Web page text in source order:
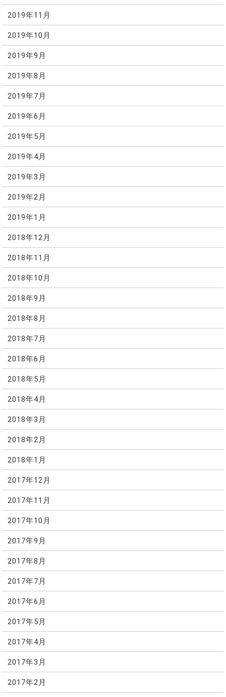
2019年11月
2019年10月
2019年9月
2019年8月
2019年7月
2019年6月
2019年5月
2019年4月
2019年3月
2019年2月
2019年1月
2018年12月
2018年11月
2018年10月
2018年9月
2018年8月
2018年7月
2018年6月
2018年5月
2018年4月
2018年3月
2018年2月
2018年1月
2017年12月
2017年11月
2017年10月
2017年9月
2017年8月
2017年7月
2017年6月
2017年5月
2017年4月
2017年3月
2017年2月